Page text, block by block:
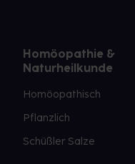
Homöopathie &
Naturheilkunde
Homöopathisch
Pflanzlich
Schüßler Salze